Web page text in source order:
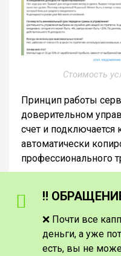
Стоимость
Принцип работы
доверительном
счет и
автоматически
профессионального
‼️
❌ Почти все
деньги, а уже
есть, вы не